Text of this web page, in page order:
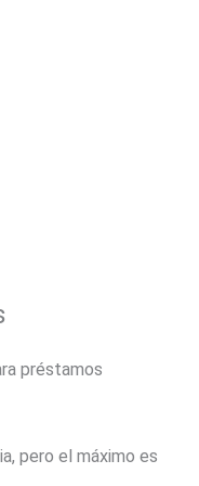
préstamos
pero el máximo es